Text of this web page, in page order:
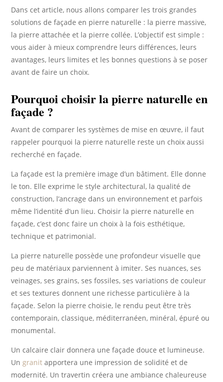
Dans cet article, nous allons comparer les trois grandes
solutions de façade en pierre naturelle : la pierre massive,
la pierre attachée et la pierre collée. L’objectif est simple :
vous aider à mieux comprendre leurs différences, leurs
avantages, leurs limites et les bonnes questions à se poser
avant de faire un choix.
Pourquoi choisir la pierre naturelle en
façade ?
Avant de comparer les systèmes de mise en œuvre, il faut
rappeler pourquoi la pierre naturelle reste un choix aussi
recherché en façade.
La façade est la première image d’un bâtiment. Elle donne
le ton. Elle exprime le style architectural, la qualité de
construction, l’ancrage dans un environnement et parfois
même l’identité d’un lieu. Choisir la pierre naturelle en
façade, c’est donc faire un choix à la fois esthétique,
technique et patrimonial.
La pierre naturelle possède une profondeur visuelle que
peu de matériaux parviennent à imiter. Ses nuances, ses
veinages, ses grains, ses fossiles, ses variations de couleur
et ses textures donnent une richesse particulière à la
façade. Selon la pierre choisie, le rendu peut être très
contemporain, classique, méditerranéen, minéral, épuré ou
monumental.
Un calcaire clair donnera une façade douce et lumineuse.
Ungranit apportera une impression de solidité et de
modernité. Un travertin créera une ambiance chaleureuse